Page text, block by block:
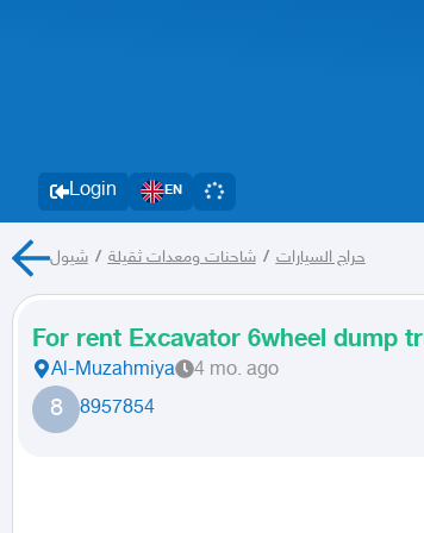
Login EN
حراج السيارات / شاحنات ومعدات ثقيلة / شيول
For rent Excavator 6wheel dump
Al-Muzahmiya 4 mo. ago
8 8957854